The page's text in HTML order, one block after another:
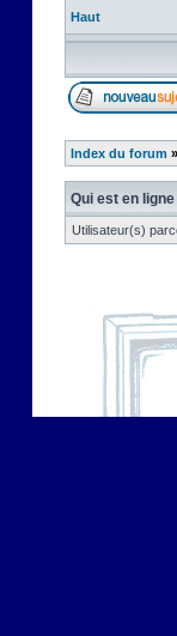
Haut
Index du forum »
Qui est en ligne
Utilisateur(s)